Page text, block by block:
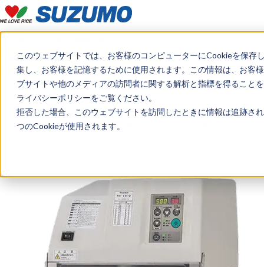
このウェブサイトでは、お客様のコンピューターにCookieを保
集し、お客様を記憶するために使用されます。この情報は、お客
ブサイトや他のメディアの訪問者に関する解析と指標を得ること
ライバシーポリシーをご覧ください。
拒否した場合、このウェブサイトを訪問したときに情報は追跡さ
つのCookieが使用されます。
見積もり・デモのご希望はこちら
トップ 製品情報
炊飯・酢合わせ
ライステクノプロダクト 業務用自動洗米機 RM-60